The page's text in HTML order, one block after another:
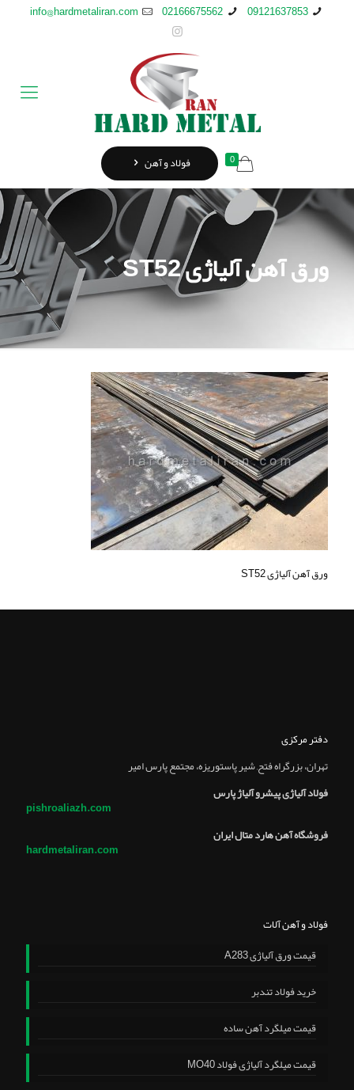
09121637853
02166675562
info@hardmetaliran.com
0 فولاد و آهن
ورق آهن آلیاژی ST52
ورق آهن آلیاژی ST52
دفتر مرکزی
تهران، بزرگراه فتح, شير پاستوريزه، مجتمع پارس امير
فولاد آلیاژی پیشرو آلیاژ پارس
pishroaliazh.com
فروشگاه آهن هارد متال ایران
hardmetaliran.com
فولاد و آهن آلات
قیمت ورق آلیاژی A283
خرید فولاد تندبر
قیمت میلگرد آهن ساده
قیمت میلگرد آلیاژی فولاد MO40